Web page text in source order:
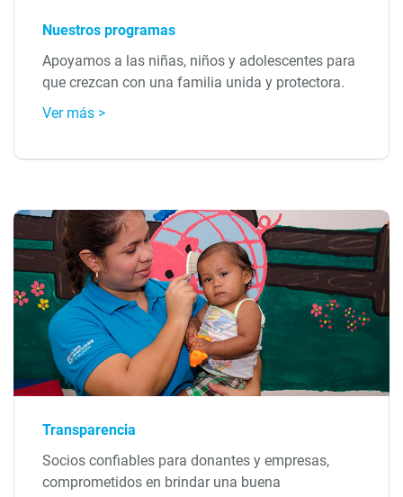
Nuestros programas
Apoyamos a las niñas, niños y adolescentes para
que crezcan con una familia unida y protectora.
Ver más >
Transparencia
Socios confiables para donantes y empresas,
comprometidos en brindar una buena